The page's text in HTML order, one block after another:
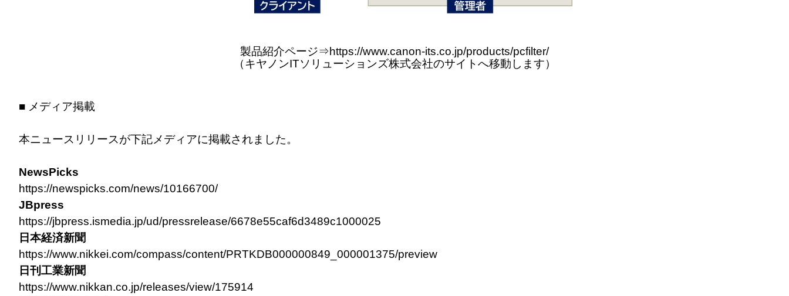
製品紹介ページ⇒https://www.canon-its.co.jp/products/pcfilter/
（キヤノンITソリューションズ株式会社のサイトへ移動します）
■ メディア掲載
本ニュースリリースが下記メディアに掲載されました。
NewsPicks
https://newspicks.com/news/10166700/
JBpress
https://jbpress.ismedia.jp/ud/pressrelease/6678e55caf6d3489c1000025
日本経済新聞
https://www.nikkei.com/compass/content/PRTKDB000000849_000001375/preview
日刊工業新聞
https://www.nikkan.co.jp/releases/view/175914